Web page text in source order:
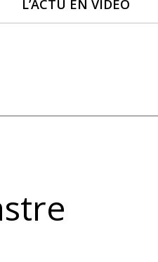
L’ACTU EN VIDÉO